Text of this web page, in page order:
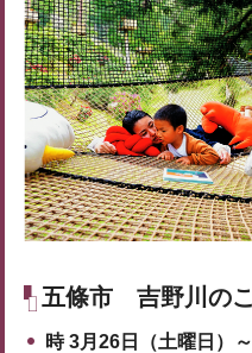
五條市 吉野川の
時 3月26日（土曜日）